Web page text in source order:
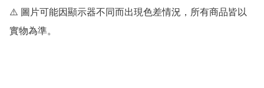
⚠️ 圖片可能因顯示器不同而出現色差情況，所有商品皆以
實物為準。